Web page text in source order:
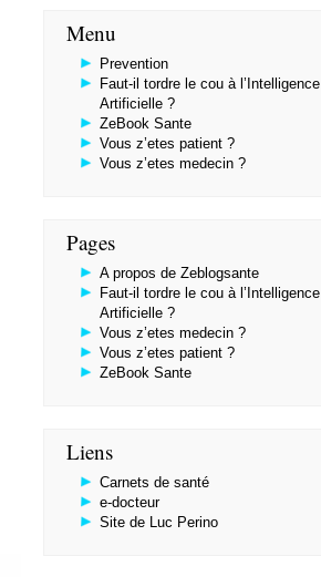
Menu
Prevention
Faut-il tordre le cou à l’Intelligence
Artificielle ?
ZeBook Sante
Vous z’etes patient ?
Vous z’etes medecin ?
Pages
A propos de Zeblogsante
Faut-il tordre le cou à l’Intelligence
Artificielle ?
Vous z’etes medecin ?
Vous z’etes patient ?
ZeBook Sante
Liens
Carnets de santé
e-docteur
Site de Luc Perino